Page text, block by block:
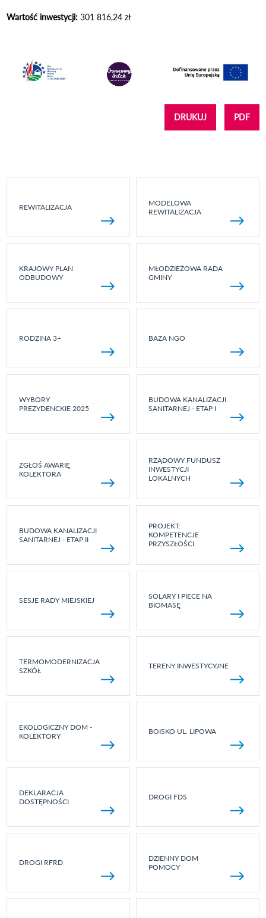
Wartość inwestycji: 301 816,24 zł
DRUKUJ PDF
REWITALIZACJA
MODELOWA
REWITALIZACJA
KRAJOWY PLAN
ODBUDOWY
MŁODZIEŻOWA RADA
GMINY
RODZINA 3+ BAZA NGO
WYBORY
PREZYDENCKIE 2025
BUDOWA KANALIZACJI
SANITARNEJ - ETAP I
ZGŁOŚ AWARIĘ
KOLEKTORA
RZĄDOWY FUNDUSZ
INWESTYCJI
LOKALNYCH
BUDOWA KANALIZACJI
SANITARNEJ - ETAP II
PROJEKT:
KOMPETENCJE
PRZYSZŁOŚCI
SESJE RADY MIEJSKIEJ
SOLARY I PIECE NA
BIOMASĘ
TERMOMODERNIZACJA
SZKÓŁ
TERENY INWESTYCYJNE
EKOLOGICZNY DOM -
KOLEKTORY
BOISKO UL. LIPOWA
DEKLARACJA
DOSTĘPNOŚCI
DROGI FDS
DROGI RFRD
DZIENNY DOM
POMOCY